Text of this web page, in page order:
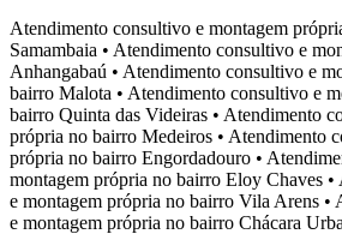
Atendimento consultivo e montagem
Samambaia • Atendimento consultivo e
Anhangabaú • Atendimento consultivo e
bairro Malota • Atendimento consultivo e
bairro Quinta das Videiras • Atendimento
própria no bairro Medeiros • Atendimento
própria no bairro Engordadouro •
montagem própria no bairro Eloy Chaves •
e montagem própria no bairro Vila Arens •
e montagem própria no bairro Chácara